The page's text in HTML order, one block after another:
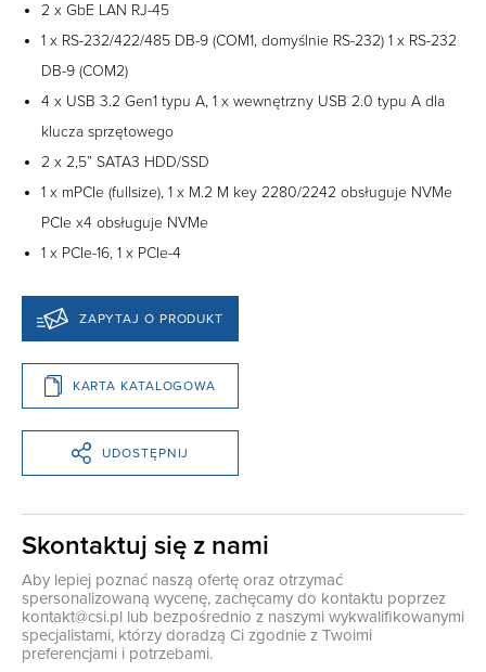
2 x GbE LAN RJ-45
1 x RS-232/422/485 DB-9 (COM1, domyślnie RS-232) 1 x RS-232
DB-9 (COM2)
4 x USB 3.2 Gen1 typu A, 1 x wewnętrzny USB 2.0 typu A dla
klucza sprzętowego
2 x 2,5” SATA3 HDD/SSD
1 x mPCIe (fullsize), 1 x M.2 M key 2280/2242 obsługuje NVMe
PCIe x4 obsługuje NVMe
1 x PCIe-16, 1 x PCIe-4
ZAPYTAJ O PRODUKT
KARTA KATALOGOWA
UDOSTĘPNIJ
Skontaktuj się z nami
Aby lepiej poznać naszą ofertę oraz otrzymać
spersonalizowaną wycenę, zachęcamy do kontaktu poprzez
kontakt@csi.pl lub bezpośrednio z naszymi wykwalifikowanymi
specjalistami, którzy doradzą Ci zgodnie z Twoimi
preferencjami i potrzebami.